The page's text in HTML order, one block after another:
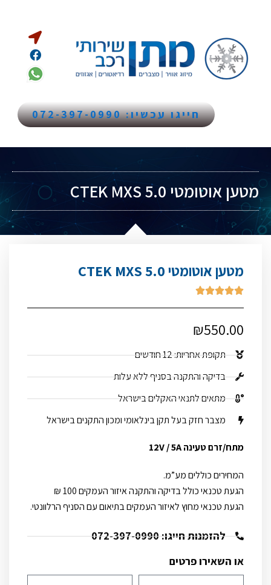
חייגו עכשיו: 072-397-0990
מטען אוטומטי CTEK MXS 5.0
מטען אוטומטי CTEK MXS 5.0





₪550.00
תקופת אחריות: 12 חודשים
בדיקה והתקנה בסניף ללא עלות
מתאים לתנאי האקלים בישראל
מצבר חזק בעל תקן בינלאומי ומכון התקנים בישראל
מתח/זרם טעינה 12V / 5A
המחירים כוללים מע”מ.
הגעת טכנאי כולל בדיקה והתקנה איזור העמקים 100 ₪
הגעת טכנאי מחוץ לאיזור העמקים בתיאום עם הסניף הרלוונטי.
להזמנות חייגו: 072-397-0990
או השאירו פרטים